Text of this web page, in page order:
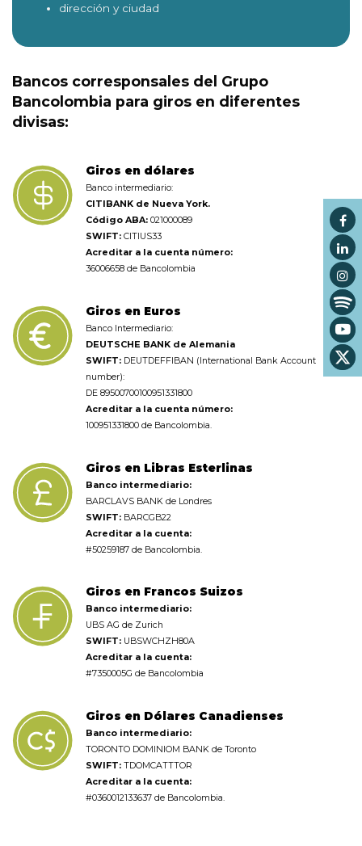
dirección y ciudad
Bancos corresponsales del Grupo
Bancolombia para giros en diferentes
divisas:
Giros en dólares
Banco intermediario:
CITIBANK de Nueva York.
Código ABA: 021000089
SWIFT: CITIUS33
Acreditar a la cuenta número:
36006658 de Bancolombia
Giros en Euros
Banco Intermediario:
DEUTSCHE BANK de Alemania
SWIFT: DEUTDEFFIBAN (International Bank Account
number):
DE 89500700100951331800
Acreditar a la cuenta número:
100951331800 de Bancolombia.
Giros en Libras Esterlinas
Banco intermediario:
BARCLAVS BANK de Londres
SWIFT: BARCGB22
Acreditar a la cuenta:
#50259187 de Bancolombia.
Giros en Francos Suizos
Banco intermediario:
UBS AG de Zurich
SWIFT: UBSWCHZH80A
Acreditar a la cuenta:
#7350005G de Bancolombia
Giros en Dólares Canadienses
Banco intermediario:
TORONTO DOMINIOM BANK de Toronto
SWIFT: TDOMCATTTOR
Acreditar a la cuenta:
#0360012133637 de Bancolombia.